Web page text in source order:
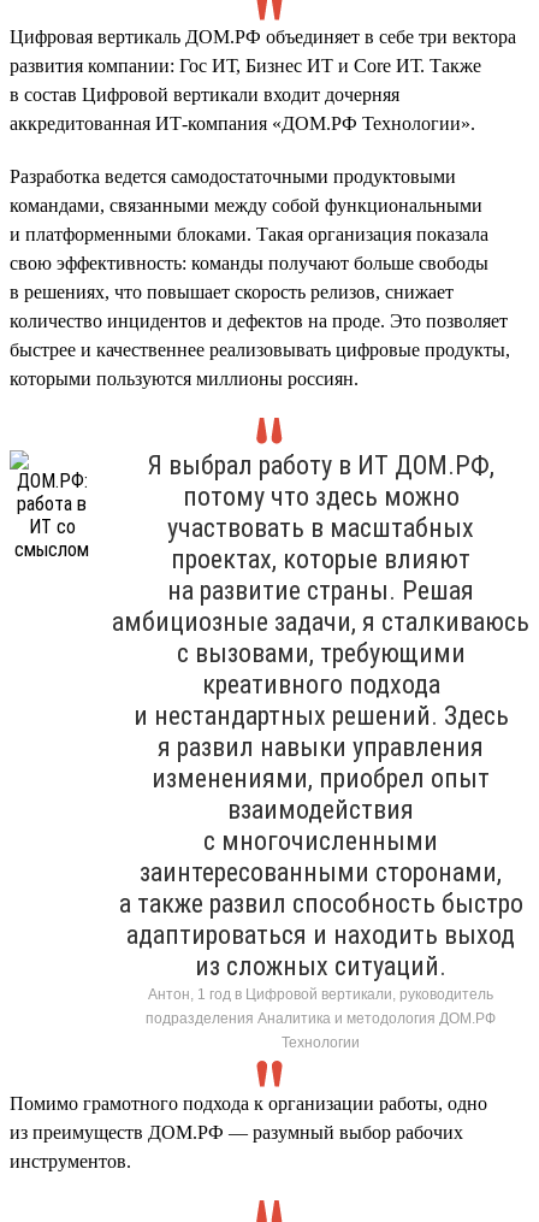
Цифровая вертикаль ДОМ.РФ объединяет в себе три вектора
развития компании: Гос ИТ, Бизнес ИТ и Core ИТ. Также
в состав Цифровой вертикали входит дочерняя
аккредитованная ИТ-компания «ДОМ.РФ Технологии».
Разработка ведется самодостаточными продуктовыми
командами, связанными между собой функциональными
и платформенными блоками. Такая организация показала
свою эффективность: команды получают больше свободы
в решениях, что повышает скорость релизов, снижает
количество инцидентов и дефектов на проде. Это позволяет
быстрее и качественнее реализовывать цифровые продукты,
которыми пользуются миллионы россиян.
Я выбрал работу в ИТ ДОМ.РФ,
потому что здесь можно
участвовать в масштабных
проектах, которые влияют
на развитие страны. Решая
амбициозные задачи, я сталкиваюсь
с вызовами, требующими
креативного подхода
и нестандартных решений. Здесь
я развил навыки управления
изменениями, приобрел опыт
взаимодействия
с многочисленными
заинтересованными сторонами,
а также развил способность быстро
адаптироваться и находить выход
из сложных ситуаций.
Антон, 1 год в Цифровой вертикали, руководитель
подразделения Аналитика и методология ДОМ.РФ
Технологии
Помимо грамотного подхода к организации работы, одно
из преимуществ ДОМ.РФ — разумный выбор рабочих
инструментов.